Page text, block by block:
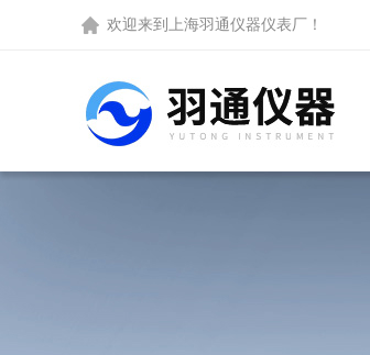
欢迎来到 上海羽通仪器仪表厂 ！